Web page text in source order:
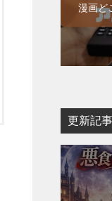
漫画ど
更新記事